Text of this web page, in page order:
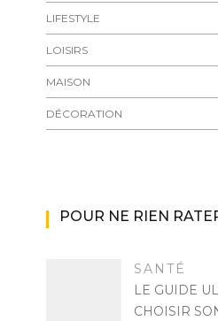
LIFESTYLE
LOISIRS
MAISON
DÉCORATION
POUR NE RIEN
SANTÉ
LE GUIDE
CHOISIR